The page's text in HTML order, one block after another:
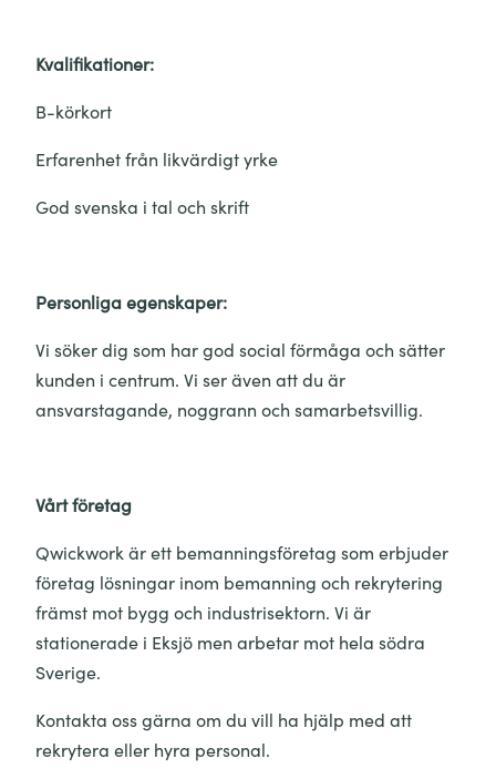
Kvalifikationer:
B-körkort
Erfarenhet från likvärdigt yrke
God svenska i tal och skrift
Personliga egenskaper:
Vi söker dig som har god social förmåga och sätter
kunden i centrum. Vi ser även att du är
ansvarstagande, noggrann och samarbetsvillig.
Vårt företag
Qwickwork är ett bemanningsföretag som erbjuder
företag lösningar inom bemanning och rekrytering
främst mot bygg och industrisektorn. Vi är
stationerade i Eksjö men arbetar mot hela södra
Sverige.
Kontakta oss gärna om du vill ha hjälp med att
rekrytera eller hyra personal.